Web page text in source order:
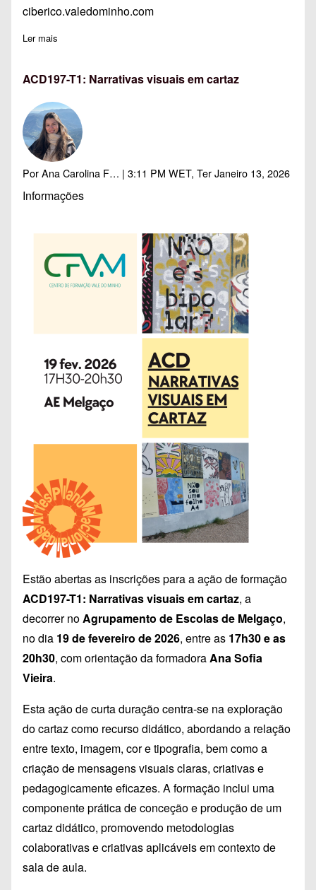
ciberico.valedominho.com
Ler mais
ACD197-T1: Narrativas visuais em cartaz
PorAna Carolina F… | 3:11 PM WET, Ter Janeiro 13, 2026
Informações
Estão abertas as inscrições para a ação de formação
ACD197-T1: Narrativas visuais em cartaz, a
decorrer no Agrupamento de Escolas de Melgaço,
no dia 19 de fevereiro de 2026, entre as 17h30 e as
20h30, com orientação da formadora Ana Sofia
Vieira.
Esta ação de curta duração centra-se na exploração
do cartaz como recurso didático, abordando a relação
entre texto, imagem, cor e tipografia, bem como a
criação de mensagens visuais claras, criativas e
pedagogicamente eficazes. A formação inclui uma
componente prática de conceção e produção de um
cartaz didático, promovendo metodologias
colaborativas e criativas aplicáveis em contexto de
sala de aula.